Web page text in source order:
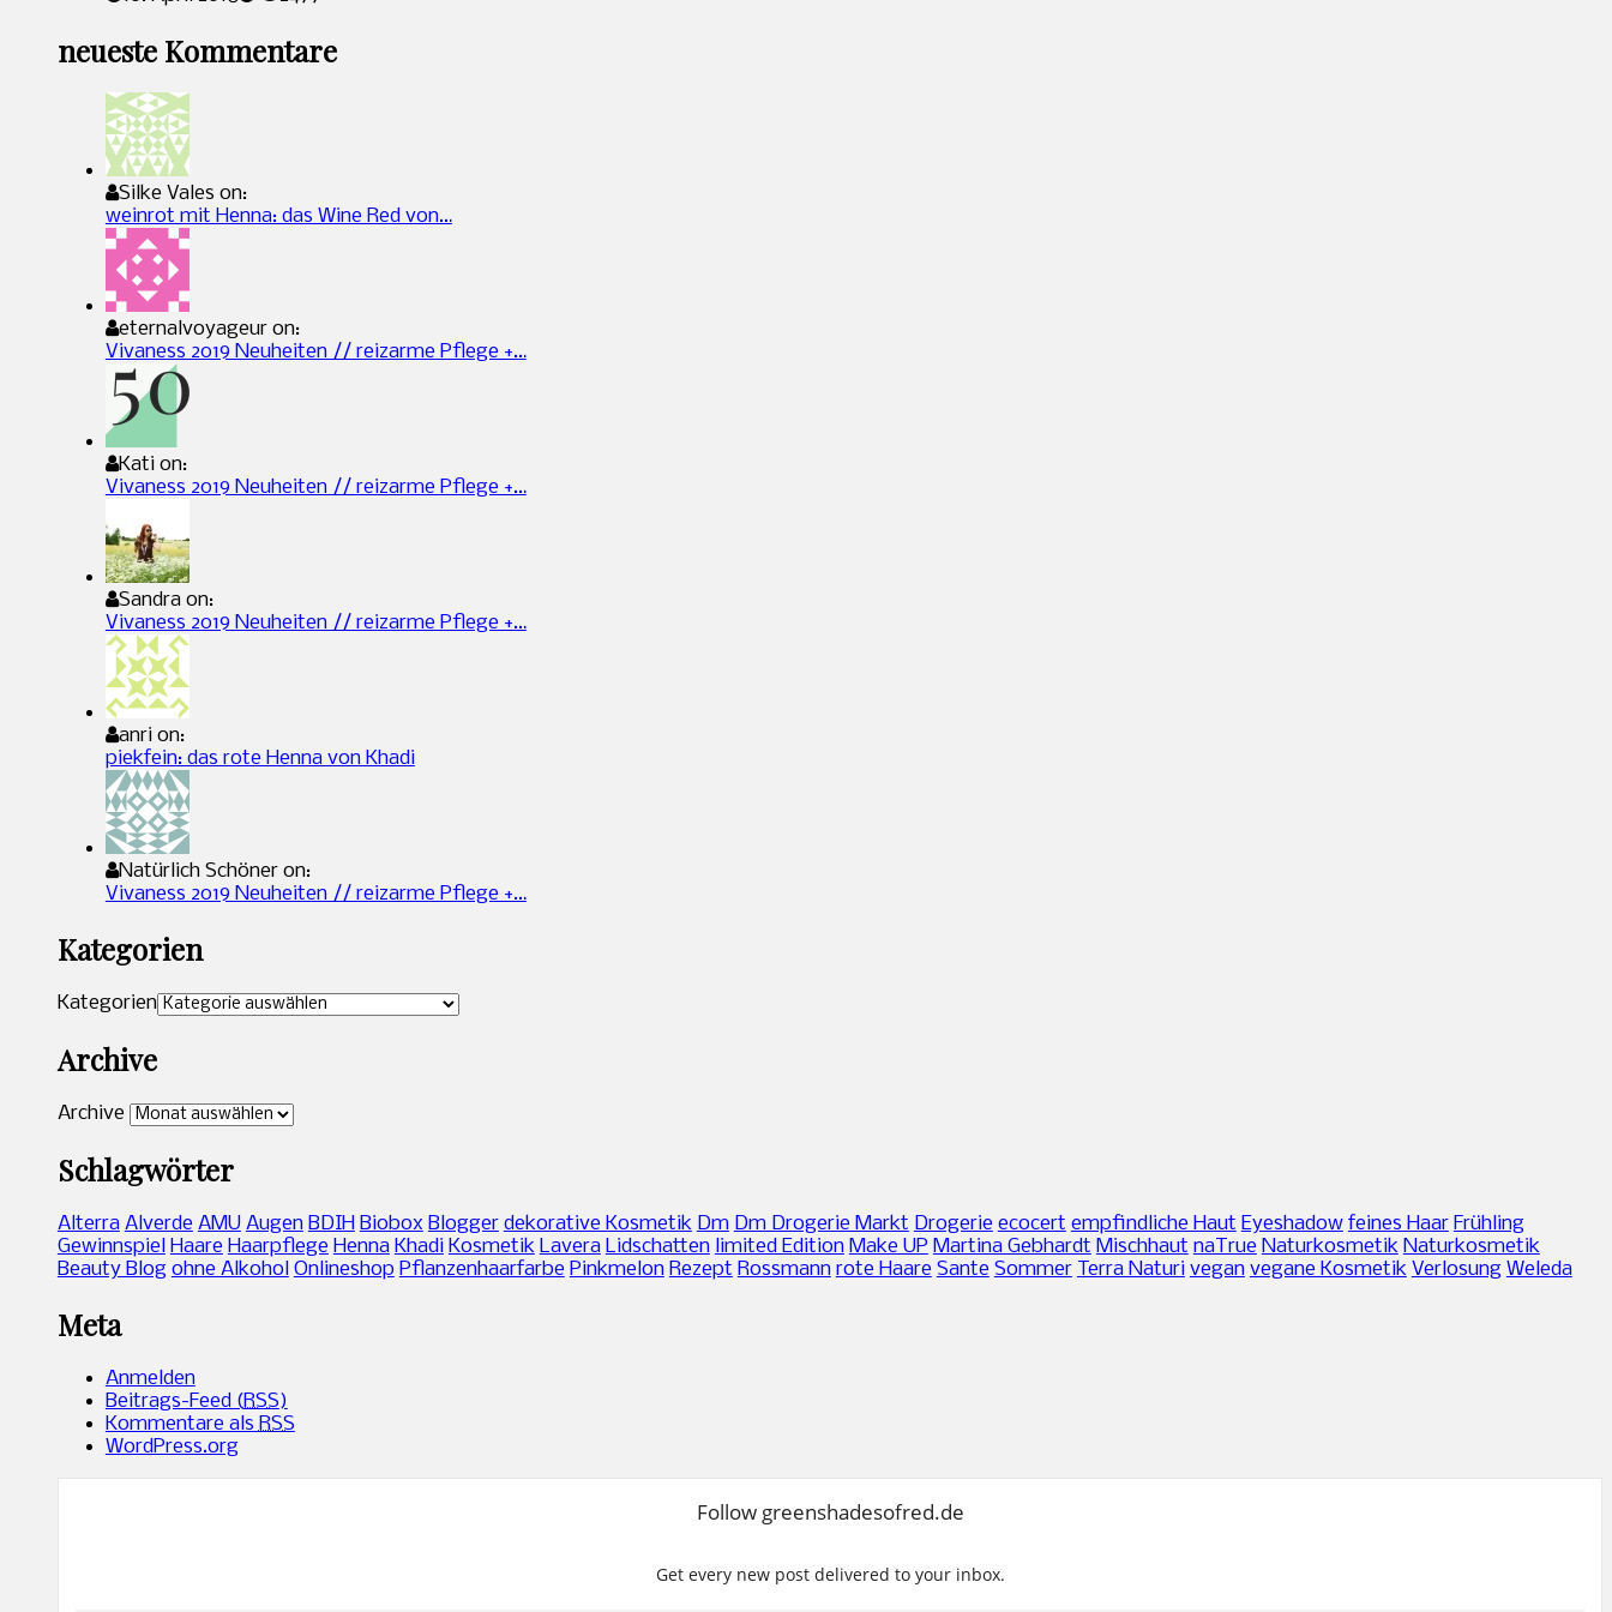
neueste Kommentare
Silke Vales on:
weinrot mit Henna: das Wine Red von…
eternalvoyageur on:
Vivaness 2019 Neuheiten // reizarme Pflege +…
Kati on:
Vivaness 2019 Neuheiten // reizarme Pflege +…
Sandra on:
Vivaness 2019 Neuheiten // reizarme Pflege +…
anri on:
piekfein: das rote Henna von Khadi
Natürlich Schöner on:
Vivaness 2019 Neuheiten // reizarme Pflege +…
Kategorien
Kategorien
Archive
Archive
Schlagwörter
Alterra Alverde AMU Augen BDIH Biobox Blogger dekorative Kosmetik Dm Dm Drogerie Markt Drogerie ecocert empfindliche Haut Eyeshadow feines Haar Frühling
Gewinnspiel Haare Haarpflege Henna Khadi Kosmetik Lavera Lidschatten limited Edition Make UP Martina Gebhardt Mischhaut naTrue Naturkosmetik Naturkosmetik
Beauty Blog ohne Alkohol Onlineshop Pflanzenhaarfarbe Pinkmelon Rezept Rossmann rote Haare Sante Sommer Terra Naturi vegan vegane Kosmetik Verlosung Weleda
Meta
Anmelden
Beitrags-Feed (RSS)
Kommentare als RSS
WordPress.org